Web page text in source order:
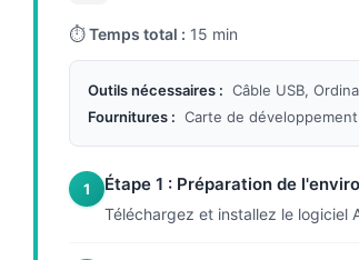
⏱Temps total : 15 min
Outils nécessaires : Câble USB,
Fournitures : Carte de
1 Étape 1 : Préparation de
Téléchargez et installez le logiciel